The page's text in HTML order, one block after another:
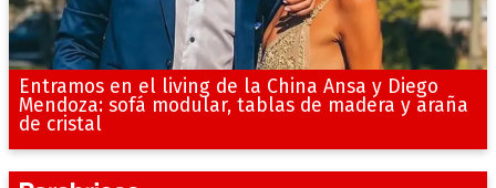
Entramos en el living de la China Ansa y Diego
Mendoza: sofá modular, tablas de madera y araña
de cristal